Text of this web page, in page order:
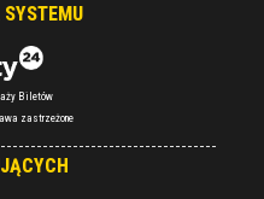
Biletów
zastrzeżone